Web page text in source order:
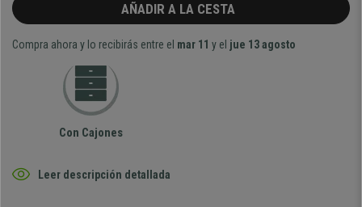
AÑADIR A LA CESTA
Compra ahora y lo recibirás entre el mar 11 y el jue 13 agosto
Con Cajones
Leer descripción detallada